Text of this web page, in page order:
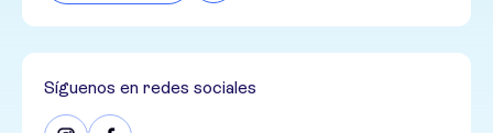
Síguenos en redes sociales